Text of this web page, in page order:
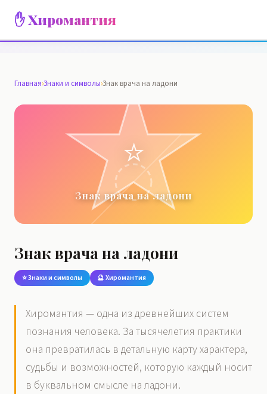
✋ Хиромантия
Главная›Знаки и символы›Знак врача на ладони
⭐
Знак врача на ладони
Знак врача на ладони
⭐ Знаки и символы 🔮 Хиромантия
Хиромантия — одна из древнейших систем
познания человека. За тысячелетия практики
она превратилась в детальную карту характера,
судьбы и возможностей, которую каждый носит
в буквальном смысле на ладони.